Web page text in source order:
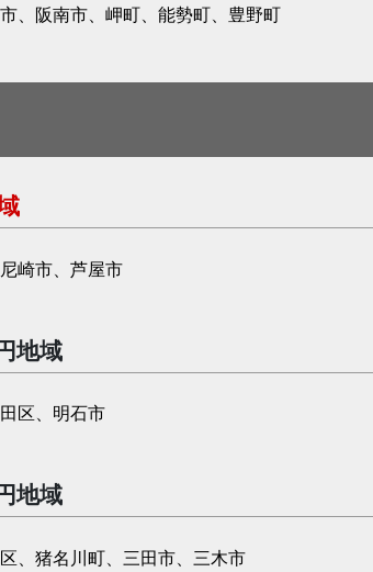
、阪南市、岬町、能勢町、豊野町
崎市、芦屋市
地域
区、明石市
地域
、猪名川町、三田市、三木市